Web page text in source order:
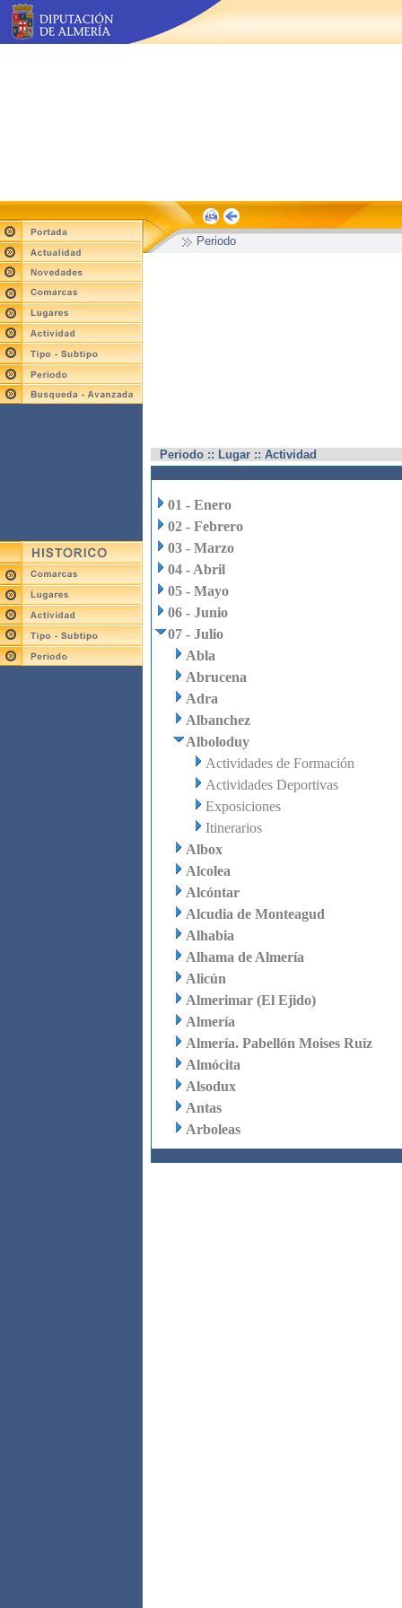
Periodo
Periodo :: Lugar :: Actividad
01 - Enero
02 - Febrero
03 - Marzo
04 - Abril
05 - Mayo
06 - Junio
07 - Julio
Abla
Abrucena
Adra
Albanchez
Alboloduy
Actividades de Formación
Actividades Deportivas
Exposiciones
Itinerarios
Albox
Alcolea
Alcóntar
Alcudia de Monteagud
Alhabia
Alhama de Almería
Alicún
Almerimar (El Ejido)
Almería
Almería. Pabellón Moises Ruíz
Almócita
Alsodux
Antas
Arboleas